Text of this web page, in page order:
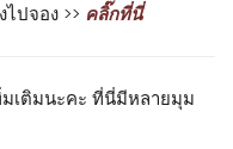
ปจอง >> คลิ๊กที่นี่
เติมนะคะ ที่นี่มีหลายมุม